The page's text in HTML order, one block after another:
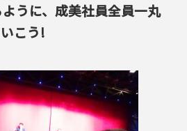
うに、成美社員全員一丸
こう!